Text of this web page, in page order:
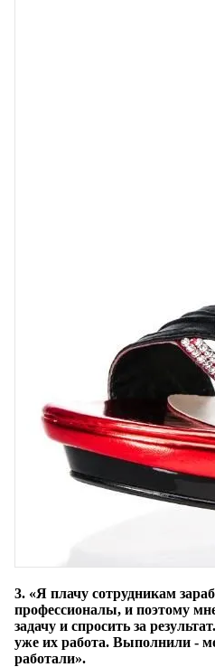
3. «Я плачу сотрудникам
профессионалы, и поэтому
задачу и спросить за
уже их работа. Выполнили -
работали».